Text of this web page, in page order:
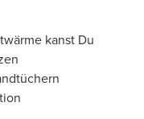
kanst Du